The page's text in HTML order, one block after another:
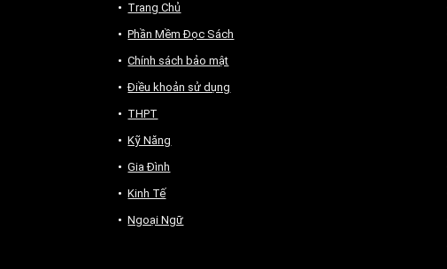
Trang Chủ
Phần Mềm Đọc Sách
Chính sách bảo mật
Điều khoản sử dụng
THPT
Kỹ Năng
Gia Đình
Kinh Tế
Ngoại Ngữ